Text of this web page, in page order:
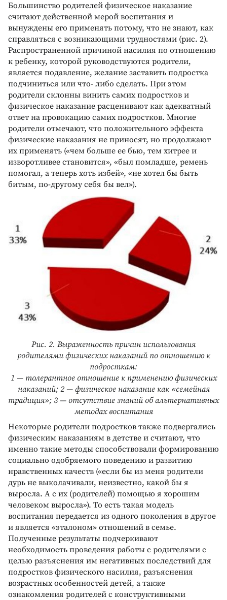
Большинство родителей физическое наказание
считают действенной мерой воспитания и
вынуждены его применять потому, что не знают, как
справляться с возникающими трудностями (рис. 2).
Распространенной причиной насилия по отношению
к ребенку, которой руководствуются родители,
является подавление, желание заставить подростка
подчиниться или что- либо сделать. При этом
родители склонны винить самих подростков и
физическое наказание расценивают как адекватный
ответ на провокацию самих подростков. Многие
родители отмечают, что положительного эффекта
физические наказания не приносят, но продолжают
их применять («чем больше ее бью, тем хитрее и
изворотливее становится», «был помладше, ремень
помогал, а теперь хоть избей», «не хотел бы быть
битым, по-другому себя бы вел»).
Рис. 2. Выраженность причин использования
родителями физических наказаний по отношению к
подросткам:
1 — толерантное отношение к применению физических
наказаний; 2 — физическое наказание как «семейная
традиция»; 3 — отсутствие знаний об альтернативных
методах воспитания
Некоторые родители подростков также подвергались
физическим наказаниям в детстве и считают, что
именно такие методы способствовали формированию
социально одобряемого поведению и развитию
нравственных качеств («если бы из меня родители
дурь не выколачивали, неизвестно, какой бы я
выросла. А с их (родителей) помощью я хорошим
человеком выросла»). То есть такая модель
воспитания передается из одного поколения в другое
и является «эталоном» отношений в семье.
Полученные результаты подчеркивают
необходимость проведения работы с родителями с
целью разъяснения им негативных последствий для
подростков физического насилия, разъяснения
возрастных особенностей детей, а также
ознакомления родителей с конструктивными